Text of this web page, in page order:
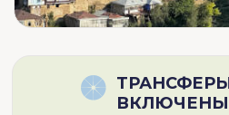
ВКЛЮЧЕНЫ